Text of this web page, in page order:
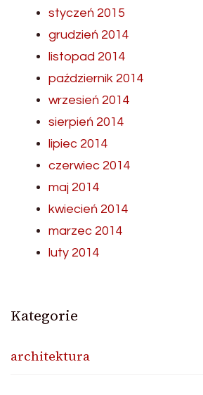
styczeń 2015
grudzień 2014
listopad 2014
październik 2014
wrzesień 2014
sierpień 2014
lipiec 2014
czerwiec 2014
maj 2014
kwiecień 2014
marzec 2014
luty 2014
Kategorie
architektura